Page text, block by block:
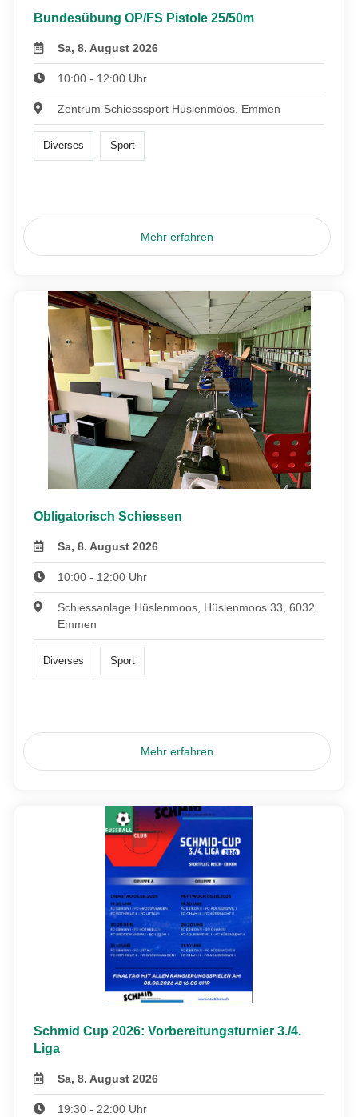
Bundesübung OP/FS Pistole 25/50m
Sa, 8. August 2026
10:00 - 12:00 Uhr
Zentrum Schiesssport Hüslenmoos, Emmen
Diverses Sport
Mehr erfahren
Obligatorisch Schiessen
Sa, 8. August 2026
10:00 - 12:00 Uhr
Schiessanlage Hüslenmoos, Hüslenmoos 33, 6032
Emmen
Diverses Sport
Mehr erfahren
Schmid Cup 2026: Vorbereitungsturnier 3./4.
Liga
Sa, 8. August 2026
19:30 - 22:00 Uhr